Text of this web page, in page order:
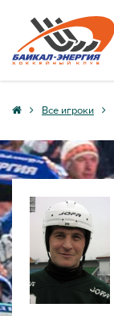
Клуб
Команда
Болельщику
Медиа
Все игроки